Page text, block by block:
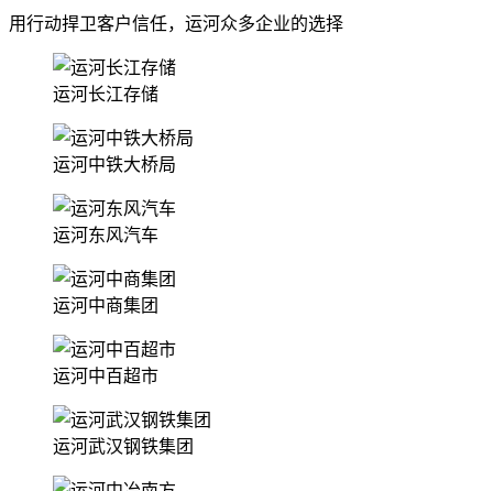
用行动捍卫客户信任，运河众多企业的选择
运河长江存储
运河中铁大桥局
运河东风汽车
运河中商集团
运河中百超市
运河武汉钢铁集团